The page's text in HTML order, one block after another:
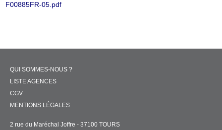
F00885FR-05.pdf
QUI SOMMES-NOUS ?
LISTE AGENCES
CGV
MENTIONS LÉGALES
2 rue du Maréchal Joffre - 37100 TOURS